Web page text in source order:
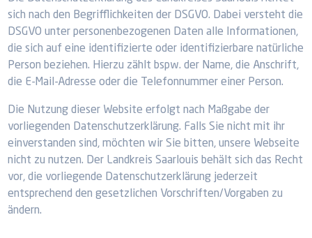
sich nach den Begrifflichkeiten der DSGVO. Dabei versteht die
DSGVO unter personenbezogenen Daten alle Informationen,
die sich auf eine identifizierte oder identifizierbare natürliche
Person beziehen. Hierzu zählt bspw. der Name, die Anschrift,
die E-Mail-Adresse oder die Telefonnummer einer Person.
Die Nutzung dieser Website erfolgt nach Maßgabe der
vorliegenden Datenschutzerklärung. Falls Sie nicht mit ihr
einverstanden sind, möchten wir Sie bitten, unsere Webseite
nicht zu nutzen. Der Landkreis Saarlouis behält sich das Recht
vor, die vorliegende Datenschutzerklärung jederzeit
entsprechend den gesetzlichen Vorschriften/Vorgaben zu
ändern.